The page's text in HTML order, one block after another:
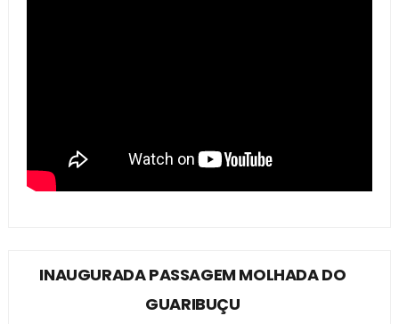
INAUGURADA PASSAGEM MOLHADA DO
GUARIBUÇU